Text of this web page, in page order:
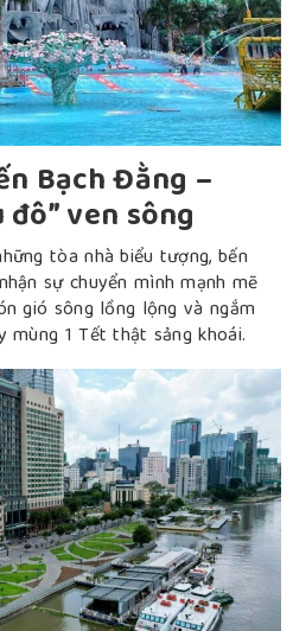
Bạch Đằng –
ven sông
tòa nhà biểu tượng, bến
sự chuyển mình mạnh mẽ
gió sông lồng lộng và ngắm
1 Tết thật sảng khoái.